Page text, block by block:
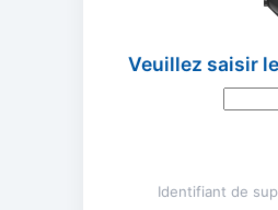
Veuillez saisir
Identifiant de